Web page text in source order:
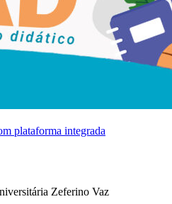
plataforma integrada
Zeferino Vaz